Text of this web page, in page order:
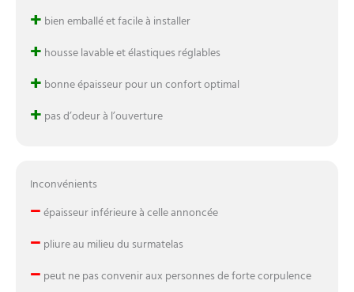
+ bien emballé et facile à installer
+ housse lavable et élastiques réglables
+ bonne épaisseur pour un confort optimal
+ pas d’odeur à l’ouverture
Inconvénients
–épaisseur inférieure à celle annoncée
– pliure au milieu du surmatelas
– peut ne pas convenir aux personnes de forte corpulence